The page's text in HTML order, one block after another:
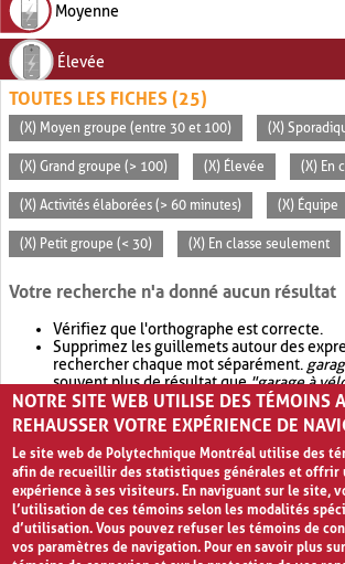
Moyenne
Élevée
TOUTES LES FICHES (25)
(X) Moyen groupe (entre 30 et 100) (X)
(X) Grand groupe (> 100) (X) Élevée (X) En
(X) Activités élaborées (> 60 minutes) (X) Équipe
(X) Petit groupe (< 30) (X) En classe seulement
Votre recherche n'a donné aucun résultat
Vérifiez que l'orthographe est correcte.
Supprimez les guillemets autour des
rechercher chaque mot séparément.
souvent plus de résultat que"garage à
Envisagez d'élargir votre recherche avec
retournera souvent plus de résultat que
NOTRE SITE WEB UTILISE DES TÉMOINS
REHAUSSER VOTRE EXPÉRIENCE DE
Le site web de Polytechnique Montréal utilise des
afin de recueillir des statistiques générales et offrir
expérience à ses visiteurs. En naviguant sur le site,
l’utilisation de ces témoins selon les modalités
d’utilisation. Vous pouvez refuser les témoins de
vos paramètres de navigation. Pour en savoir plus